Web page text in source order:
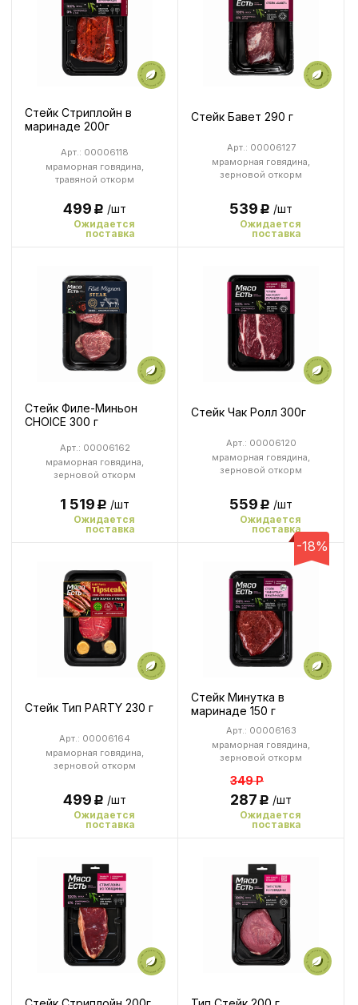
Стейк Стриплойн в
маринаде 200г
мраморная говядина,
травяной откорм
Арт.: 00006118
499Р /шт
Ожидается
поставка
Стейк Бавет 290 г
мраморная говядина,
зерновой откорм
Арт.: 00006127
539Р /шт
Ожидается
поставка
Стейк Филе-Миньон
CHOICE 300 г
мраморная говядина,
зерновой откорм
Арт.: 00006162
1 519Р /шт
Ожидается
поставка
Стейк Чак Ролл 300г
мраморная говядина,
зерновой откорм
Арт.: 00006120
559Р /шт
Ожидается
поставка
Стейк Тип PARTY 230 г
мраморная говядина,
зерновой откорм
Арт.: 00006164
499Р /шт
Ожидается
поставка
-18%
Стейк Минутка в
маринаде 150 г
мраморная говядина,
зерновой откорм
Арт.: 00006163
349Р
287Р /шт
Ожидается
поставка